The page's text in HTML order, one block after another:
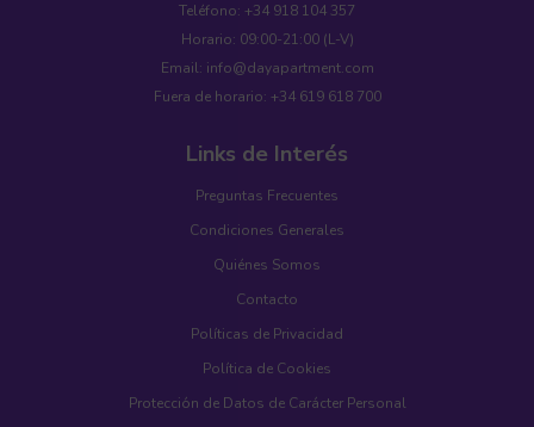
Teléfono: +34 918 104 357
Horario: 09:00-21:00 (L-V)
Email: info@dayapartment.com
Fuera de horario: +34 619 618 700
Links de Interés
Preguntas Frecuentes
Condiciones Generales
Quiénes Somos
Contacto
Políticas de Privacidad
Política de Cookies
Protección de Datos de Carácter Personal